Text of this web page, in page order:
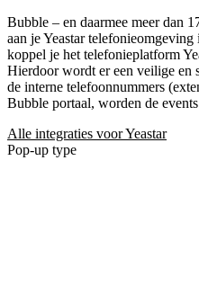
Bubble – en daarmee meer dan
aan je Yeastar
koppel je het telefonieplatform
Hierdoor wordt er een veilige en
de interne telefoonnummers
Bubble portaal, worden de
Alle integraties voor Yeastar
Pop-up type